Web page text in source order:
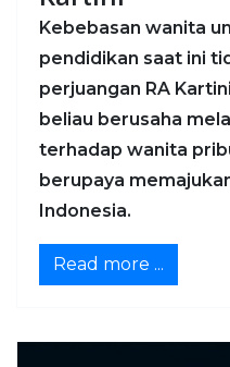
Kebebasan wanita
pendidikan saat ini
perjuangan RA
beliau berusaha
terhadap wanita
berupaya
Indonesia.
Read more ...